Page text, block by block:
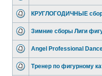
КРУГЛОГОДИЧНЫЕ
Зимние сборы Лиги
Angel Professional
Тренер по фигурному